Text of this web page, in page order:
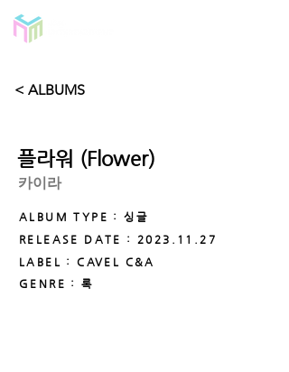
< ALBUMS
플라워 (Flower)
카이라
ALBUM TYPE : 싱글
RELEASE DATE : 2023.11.27
LABEL : CAVEL C&A
GENRE : 록